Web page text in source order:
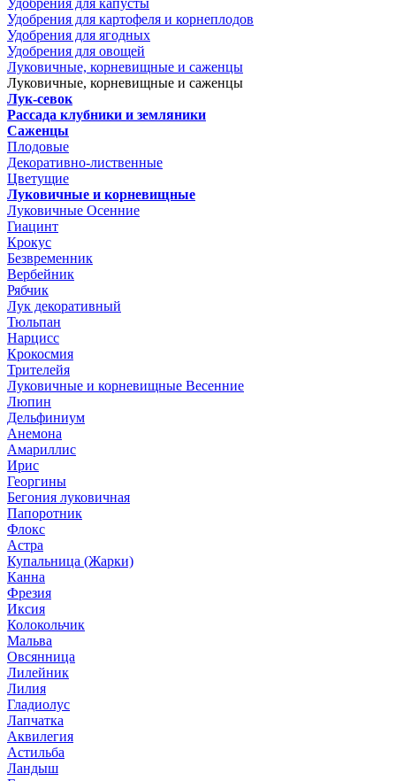
Удобрения для капусты
Удобрения для картофеля и корнеплодов
Удобрения для ягодных
Удобрения для овощей
Луковичные, корневищные и саженцы
Луковичные, корневищные и саженцы
Лук-севок
Рассада клубники и земляники
Саженцы
Плодовые
Декоративно-лиственные
Цветущие
Луковичные и корневищные
Луковичные Осенние
Гиацинт
Крокус
Безвременник
Вербейник
Рябчик
Лук декоративный
Тюльпан
Нарцисс
Крокосмия
Трителейя
Луковичные и корневищные Весенние
Люпин
Дельфиниум
Анемона
Амариллис
Ирис
Георгины
Бегония луковичная
Папоротник
Флокс
Астра
Купальница (Жарки)
Канна
Фрезия
Иксия
Колокольчик
Мальва
Овсянница
Лилейник
Лилия
Гладиолус
Лапчатка
Аквилегия
Астильба
Ландыш